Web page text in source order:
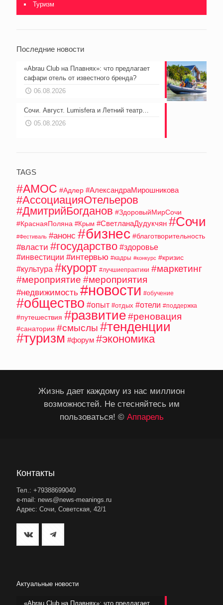
Туризм
Последние новости
«Abrau Club на Плавнях»: что предлагает
сафари отель от известного бренда?
06.08.2026
Сочи. Август. Lumisfera и Летний театр…
05.08.2026
TAGS
#АМОС #Адлер #АлександраМирошникова
#АссоциацияОтельеров
#ДмитрийБогданов #ЗдоровыйМирСочи
#КраснаяПоляна #Крым #СветланаДудукчян #Сочи
#Фестиваль #анонс #бизнес #благотворительность
#власти #государство #здоровье
#инвестиции #интервью #кадры #конкурс #кризис
#культура #курорт #лучшиепрактики #маркетинг
#мероприятие #мероприятия
#недвижимость #новости #обучение
#общество #опыт #отдых #отели #поддержка
#путешествия #развитие#реновация
#санатории #смыслы #тенденции
#туризм #форум #экономика
Жизнь дает каждому из нас миллион
возможностей. Не стесняйтесь им
пользоваться! © Аппарель
Контакты
Тел.: +79388699040
e-mail: news@news-meanings.ru
Адрес: Сочи, Советская, 42/1
Актуальные новости
«Abrau Club на Плавнях»: что предлагает